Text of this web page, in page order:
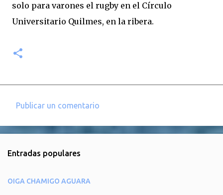
solo para varones el rugby en el Círculo
Universitario Quilmes, en la ribera.
e
t
Publicar un comentario
Entradas populares
OIGA CHAMIGO AGUARA